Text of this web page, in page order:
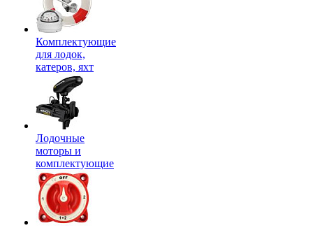
Комплектующие
для лодок,
катеров, яхт
Лодочные
моторы и
комплектующие